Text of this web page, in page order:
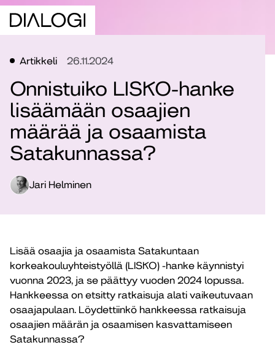
Artikkeli 26.11.2024
Onnistuiko LISKO-hanke
lisäämään osaajien
määrää ja osaamista
Satakunnassa?
Jari Helminen
Lisää osaajia ja osaamista Satakuntaan
korkeakouluyhteistyöllä (LISKO) -hanke käynnistyi
vuonna 2023, ja se päättyy vuoden 2024 lopussa.
Hankkeessa on etsitty ratkaisuja alati vaikeutuvaan
osaajapulaan. Löydettiinkö hankkeessa ratkaisuja
osaajien määrän ja osaamisen kasvattamiseen
Satakunnassa?